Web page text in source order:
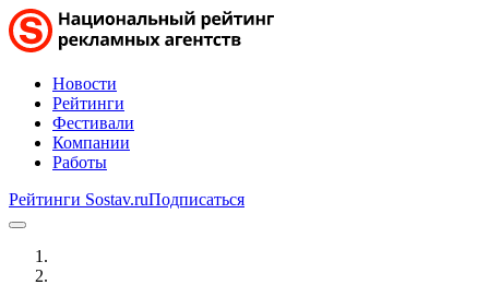
Новости
Рейтинги
Фестивали
Компании
Работы
Рейтинги Sostav.ruПодписаться